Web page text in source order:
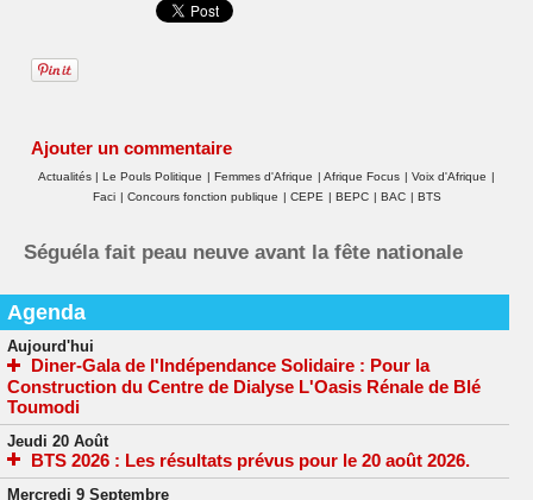
Ajouter un commentaire
Actualités | Le Pouls Politique | Femmes d'Afrique | Afrique Focus | Voix d'Afrique |
Faci | Concours fonction publique | CEPE | BEPC | BAC | BTS
Séguéla fait peau neuve avant la fête nationale
Agenda
Aujourd'hui
Diner-Gala de l'Indépendance Solidaire : Pour la
Construction du Centre de Dialyse L'Oasis Rénale de Blé
Toumodi
Jeudi 20 Août
BTS 2026 : Les résultats prévus pour le 20 août 2026.
Mercredi 9 Septembre